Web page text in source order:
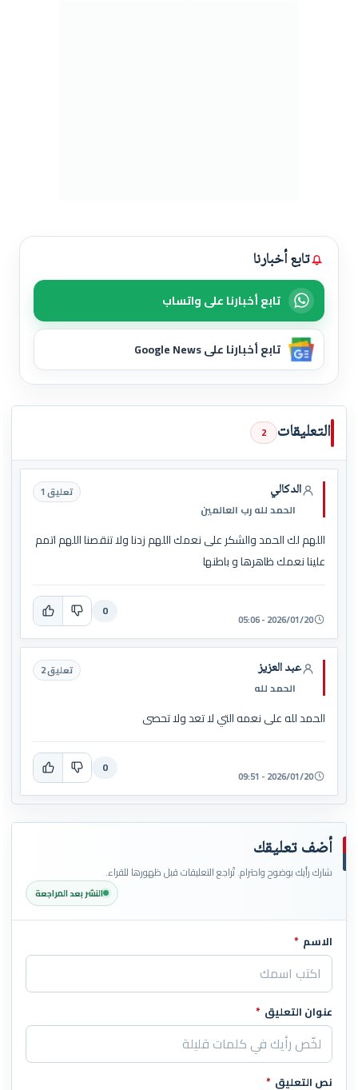
تابع أخبارنا
تابع أخبارنا على واتساب
تابع أخبارنا على Google News
التعليقات 2
الدكالي
الحمد لله رب العالمين
تعليق 1
اللهم لك الحمد والشكر على نعمك اللهم زدنا ولا تنقصنا اللهم اتمم
علينا نعمك ظاهرها و باطنها
2026/01/20 - 05:06
0
عبد العزيز
الحمد لله
تعليق 2
الحمد لله على نعمه التي لا تعد ولا تحصى
2026/01/20 - 09:51
0
أضف تعليقك
شارك رأيك بوضوح واحترام. تُراجع التعليقات قبل ظهورها للقراء.
النشر بعد المراجعة
اترك هذا الحقل فارغاً
الاسم *
عنوان التعليق *
نص التعليق *